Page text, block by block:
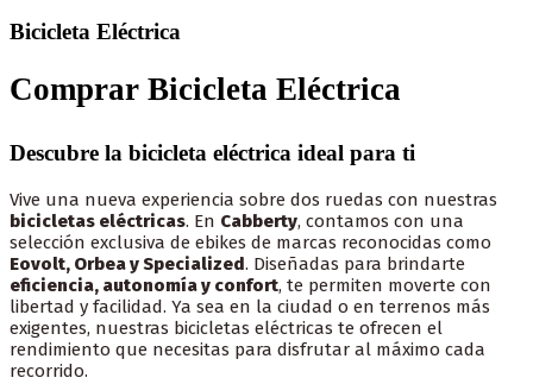
Bicicleta Eléctrica
Comprar Bicicleta Eléctrica
Descubre la bicicleta eléctrica ideal para ti
Vive una nueva experiencia sobre dos ruedas con nuestras
bicicletas eléctricas. En Cabberty, contamos con una
selección exclusiva de ebikes de marcas reconocidas como
Eovolt, Orbea y Specialized. Diseñadas para brindarte
eficiencia, autonomía y confort, te permiten moverte con
libertad y facilidad. Ya sea en la ciudad o en terrenos más
exigentes, nuestras bicicletas eléctricas te ofrecen el
rendimiento que necesitas para disfrutar al máximo cada
recorrido.